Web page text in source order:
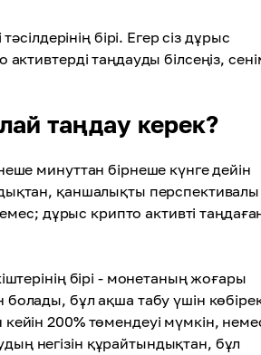
бірі. Егер сіз дұрыс
таңдауды білсеңіз,
таңдау керек?
минуттан бірнеше күнге дейін
қаншалықты перспективалы
дұрыс крипто активті
бірі - монетаның жоғары
бұл ақша табу үшін
200% төмендеуі мүмкін,
негізін құрайтындықтан, бұл